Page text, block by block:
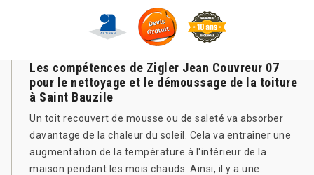
Les compétences de Zigler Jean Couvreur 07
pour le nettoyage et le démoussage de la toiture
à Saint Bauzile
Un toit recouvert de mousse ou de saleté va absorber
davantage de la chaleur du soleil. Cela va entraîner une
augmentation de la température à l'intérieur de la
maison pendant les mois chauds. Ainsi, il y a une